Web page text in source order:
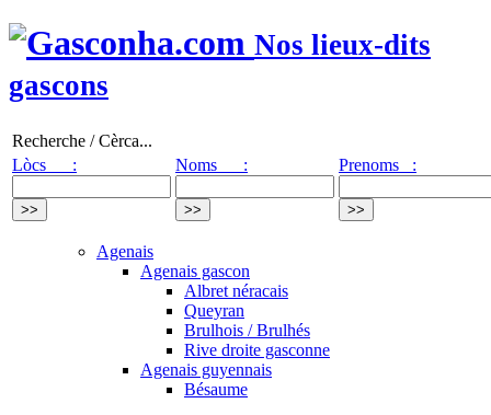
Nos lieux-dits
gascons
Recherche / Cèrca...
Lòcs :
Noms : Prenoms :
Agenais
Agenais gascon
Albret néracais
Queyran
Brulhois / Brulhés
Rive droite gasconne
Agenais guyennais
Bésaume